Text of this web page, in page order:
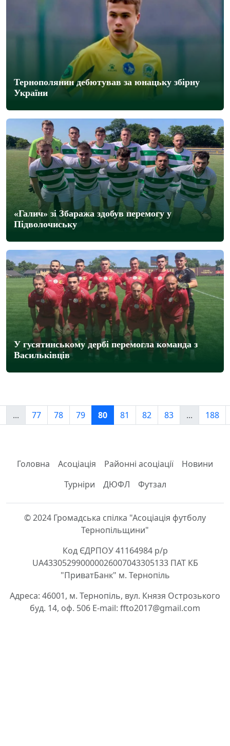
Тернополянин дебютував за юнацьку збірну
України
«Галич» зі Збаража здобув перемогу у
Підволочиську
У гусятинському дербі перемогла команда з
Васильківців
... 77 78 79 80 81 82 83 ... 188
Головна Асоціація Районні асоціації
Новини
Турніри
ДЮФЛ Футзал
© 2024 Громадська спілка "Асоціація футболу
Тернопільщини"
Код ЄДРПОУ 41164984 р/р
UA433052990000026007043305133 ПАТ КБ
"ПриватБанк" м. Тернопіль
Адреса: 46001, м. Тернопіль, вул. Князя Острозького
буд. 14, оф. 506 E-mail: ffto2017@gmail.com